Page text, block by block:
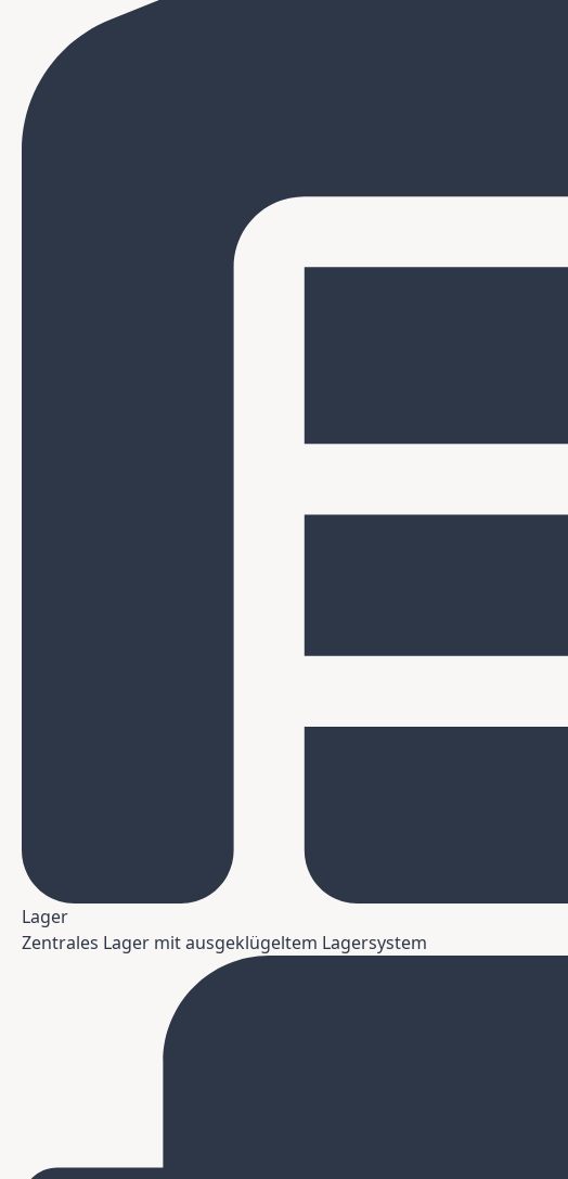
Lager
Zentrales Lager mit ausgeklügeltem Lagersystem